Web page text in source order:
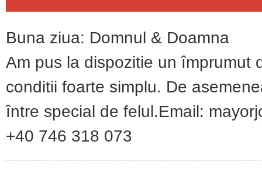
Buna ziua: Domnul & Doamna
Am pus la dispozitie un împrumut
conditii foarte simplu. De
între special de felul.Email:
+40 746 318 073